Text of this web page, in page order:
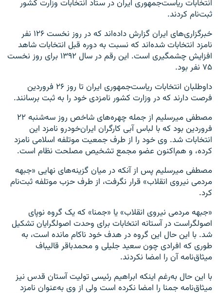
انتخابات ریاست‌جمهوری ایران در ستاد انتخابات وزارت کشور
ثبت‌نام کردند.
خبرگزاری‌های ایران گزارش‌ داده‌اند که در روز نخست ۱۲۶ نفر
نامزد انتخابات شده‌اند که نسبت به دوره قبل انتخابات شاهد
افزایش چشمگیری است. این رقم در سال ۱۳۹۲ برای روز نخست
۷۵ نفر بود.
داوطلبان انتخابات ریاست‌جمهوری ایران تا روز ۲۶ فروردین
فرصت دارند که در وزارت کشور نامزدی خود را به‌ ثبت برسانند.
مصطفی میرسلیم از جمله‌ چهره‌های شاخص روز سه‌شنبه ۲۲
فروردین بود که با لباس آبی کارگران ایران‌خودرو نامزد این
انتخابات شد. وی خود را از طرف جمعیت موتلفه اسلامی نامزد
کرده، و هم‌اکنون عضو مجمع تشخیص مصلحت نظام است.
مصطفی میرسلیم پس از آنکه در میان گزینه‌‌های نهایی «جبهه
مردمی نیروی انقلاب» قرار نگرفت، از طرف حزب موتلفه ثبت‌نام
کرد.
«جبهه مردمی نیروی انقلاب» یا «جمنا» که یک گروه نوپای
اصولگراست در آستانه انتخابات برای وحدت اصولگرایان تشکیل
شد. با این حال این گروه در هدف خود ناکام مانده است، به‌
طوری که افرادی چون سعید جلیلی و محمدباقر قالیباف
میثاق‌نامه آن را امضا نکردند.
با این حال به‌رغم اینکه ابراهیم رئیسی تولیت آستان قدس نیز
میثاق‌نامه جمنا را امضا نکرده است ولی از وی به‌عنوان نامزد